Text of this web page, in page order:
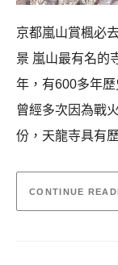
京都嵐山賞楓必
景 嵐山最有名的
年，有600多年
曾經多次因為戰
份，天龍寺具有
CONTINUE